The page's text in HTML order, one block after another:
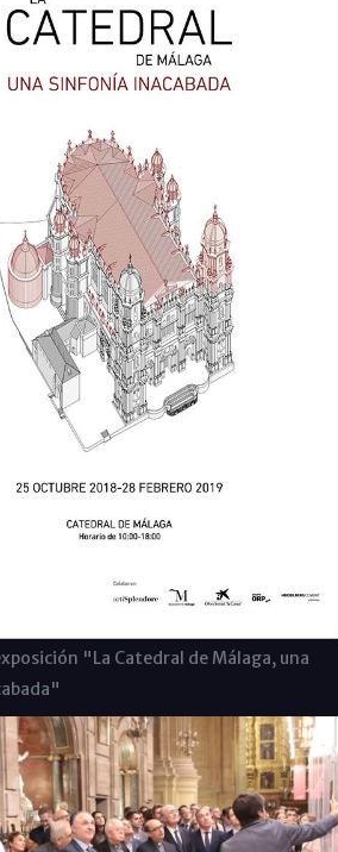
"La Catedral de Málaga, una